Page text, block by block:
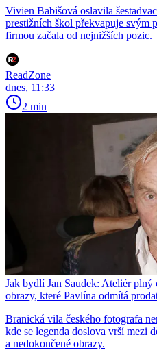
Vivien Babišová oslavila
prestižních škol překvapuje svým
firmou začala od nejnižších pozic.
ReadZone
dnes, 11:33
2 min
Jak bydlí Jan Saudek: Ateliér plný
obrazy, které Pavlína odmítá
Branická vila českého fotografa
kde se legenda doslova vrší mezi
a nedokončené obrazy.